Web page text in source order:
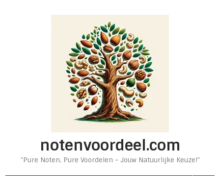
notenvoordeel.com
"Pure Noten, Pure Voordelen – Jouw Natuurlijke Keuze!"